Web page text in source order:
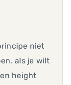
niet
als je wilt
height